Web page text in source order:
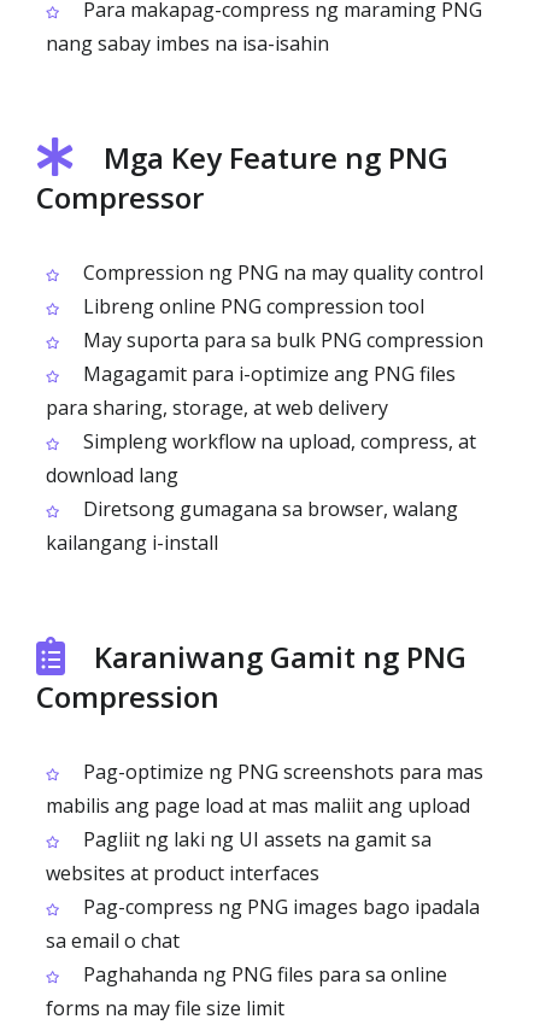
Para makapag-compress ng maraming PNG
nang sabay imbes na isa-isahin
Mga Key Feature ng PNG
Compressor
Compression ng PNG na may quality control
Libreng online PNG compression tool
May suporta para sa bulk PNG compression
Magagamit para i-optimize ang PNG files
para sharing, storage, at web delivery
Simpleng workflow na upload, compress, at
download lang
Diretsong gumagana sa browser, walang
kailangang i-install
Karaniwang Gamit ng PNG
Compression
Pag-optimize ng PNG screenshots para mas
mabilis ang page load at mas maliit ang upload
Pagliit ng laki ng UI assets na gamit sa
websites at product interfaces
Pag-compress ng PNG images bago ipadala
sa email o chat
Paghahanda ng PNG files para sa online
forms na may file size limit